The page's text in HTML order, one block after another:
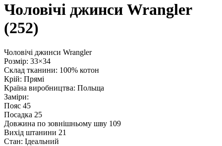
Чоловічі джинси Wrangler
(252)
Чоловічі джинси Wrangler
Розмір: 33×34
Склад тканини: 100% котон
Крій: Прямі
Країна виробництва: Польща
Заміри:
Пояс 45
Посадка 25
Довжина по зовнішньому шву 109
Вихід штанини 21
Стан: Ідеальний